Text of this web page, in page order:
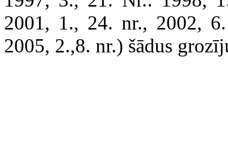
2001, 1., 24. nr., 2002,
2005, 2.,8. nr.) šādus